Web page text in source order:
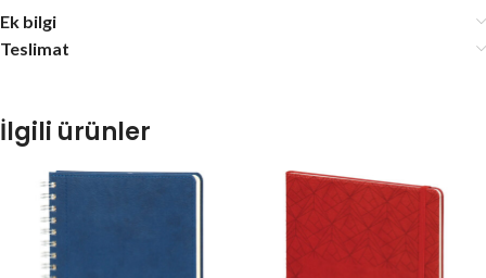
Ek bilgi
Teslimat
İlgili ürünler